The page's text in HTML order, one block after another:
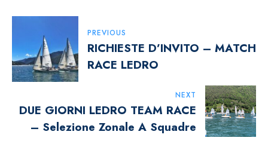
Navigazione
Articoli
PREVIOUS
RICHIESTE D’INVITO – MATCH
RACE LEDRO
NEXT
DUE GIORNI LEDRO TEAM RACE
– Selezione Zonale A Squadre